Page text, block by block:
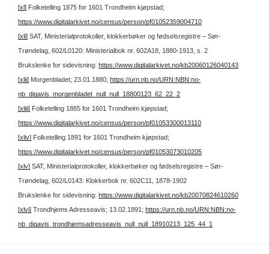
[xl] Folketelling 1875 for 1601 Trondheim kjøpstad;
https://www.digitalarkivet.no/census/person/pf01052359004710
[xli] SAT, Ministerialprotokoller, klokkerbøker og fødselsregistre – Sør-
Trøndelag, 602/L0120: Ministerialbok nr. 602A18, 1880-1913, s. 2
Brukslenke for sidevisning: https://www.digitalarkivet.no/kb20060126040143
[xlii] Morgenbladet; 23.01.1880; https://urn.nb.no/URN:NBN:no-
nb_digavis_morgenbladet_null_null_18800123_62_22_2
[xliii] Folketelling 1885 for 1601 Trondheim kjøpstad;
https://www.digitalarkivet.no/census/person/pf01053300013110
[xliv] Folketelling 1891 for 1601 Trondheim kjøpstad;
https://www.digitalarkivet.no/census/person/pf01053073010205
[xlv] SAT, Ministerialprotokoller, klokkerbøker og fødselsregistre – Sør-
Trøndelag, 602/L0143: Klokkerbok nr. 602C11, 1878-1902
Brukslenke for sidevisning: https://www.digitalarkivet.no/kb20070824610260
[xlvi] Trondhjems Adresseavis; 13.02.1891; https://urn.nb.no/URN:NBN:no-
nb_digavis_trondhjemsadresseavis_null_null_18910213_125_44_1